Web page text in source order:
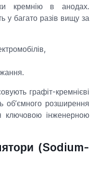
кремнію в анодах.
у багато разів вищу за
графіт-кремнієві
об’ємного розширення
ключовою інженерною
(Sodium-